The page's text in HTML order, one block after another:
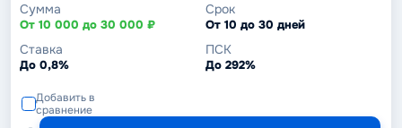
Сумма
От 10 000 до 30 000 ₽
Срок
От 10 до 30 дней
Ставка
До 0,8%
ПСК
До 292%
Добавить в
сравнение